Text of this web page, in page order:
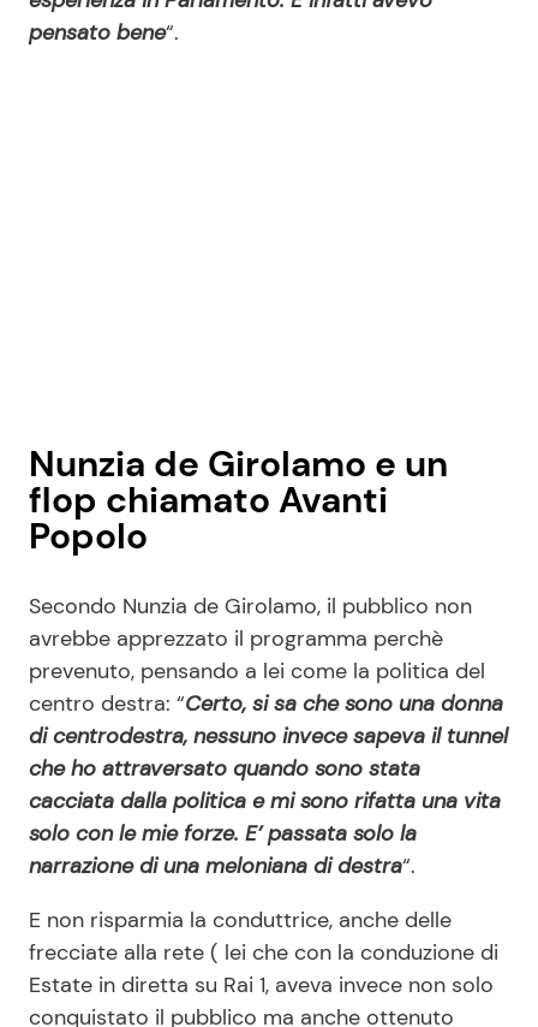
pensato bene“.
Nunzia de Girolamo e un
flop chiamato Avanti
Popolo
Secondo Nunzia de Girolamo, il pubblico non
avrebbe apprezzato il programma perchè
prevenuto, pensando a lei come la politica del
centro destra: “Certo, si sa che sono una donna
di centrodestra, nessuno invece sapeva il tunnel
che ho attraversato quando sono stata
cacciata dalla politica e mi sono rifatta una vita
solo con le mie forze. E’ passata solo la
narrazione di una meloniana di destra“.
E non risparmia la conduttrice, anche delle
frecciate alla rete ( lei che con la conduzione di
Estate in diretta su Rai 1, aveva invece non solo
conquistato il pubblico ma anche ottenuto